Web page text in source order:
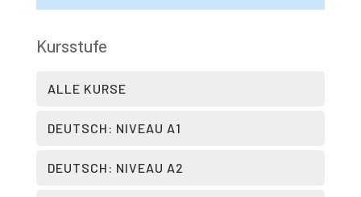
Kursstufe
ALLE KURSE
DEUTSCH: NIVEAU A1
DEUTSCH: NIVEAU A2